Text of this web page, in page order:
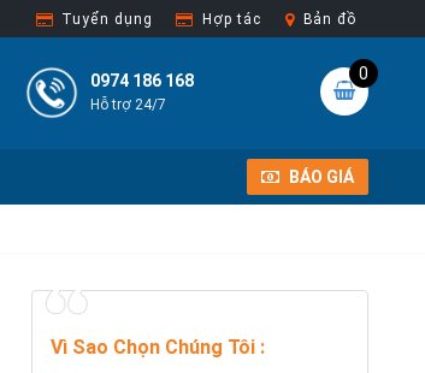
Tuyển dụng Hợp tác Bản đồ
0
0974 186 168
Hỗ trợ 24/7
BÁO GIÁ
Vì Sao Chọn Chúng Tôi :